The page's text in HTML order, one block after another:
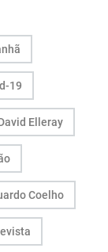
19
Elleray
Coelho